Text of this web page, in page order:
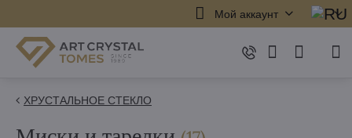
Мой аккаунт
ХРУСТАЛЬНОЕ СТЕКЛО
элементов